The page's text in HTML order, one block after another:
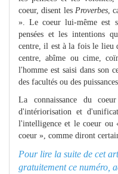
coeur, disent les Proverbes,
». Le coeur lui-même est
pensées et les intentions
centre, il est à la fois le lieu
centre, abîme ou cime,
l'homme est saisi dans son
des facultés ou des
La connaissance du
d'intériorisation et
l'intelligence et le coeur ou
coeur », comme diront
Pour lire la suite de cet
gratuitement ce numéro,